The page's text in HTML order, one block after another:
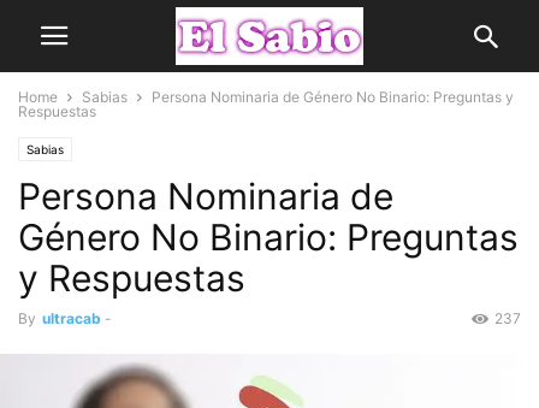
Home Sabias
Persona Nominaria de Género No Binario: Preguntas y
Respuestas
Sabias
Persona Nominaria de
Género No Binario: Preguntas
y Respuestas
By ultracab - 237